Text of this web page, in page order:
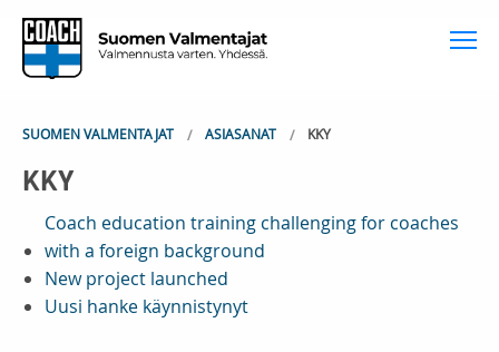
SUOMEN VALMENTAJAT ASIASANAT KKY
KKY
Coach education training challenging for coaches
with a foreign background
New project launched
Uusi hanke käynnistynyt